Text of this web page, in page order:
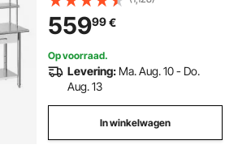
voorbereidingstafel/werkbank voor
restaurant, garage of keuken.
55999€
Op voorraad.
Levering: Ma. Aug. 10 - Do.
Aug. 13
In winkelwagen